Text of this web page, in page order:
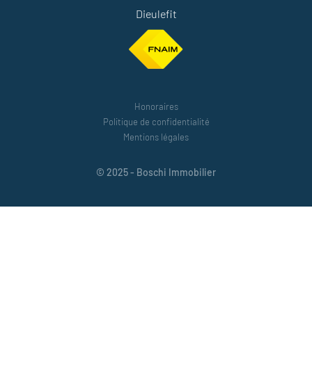
Dieulefit
Honoraires
Politique de confidentialité
Mentions légales
© 2025 - Boschi Immobilier